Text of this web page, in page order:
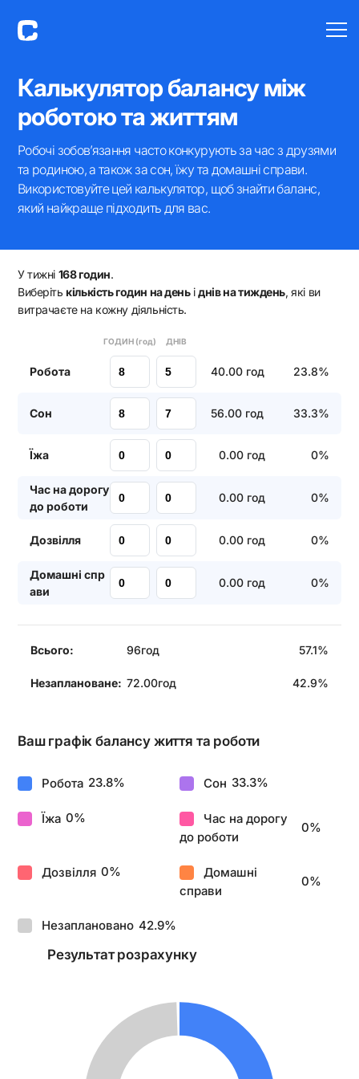
Калькулятор балансу між
роботою та життям
Робочі зобов’язання часто конкурують за час з друзями
та родиною, а також за сон, їжу та домашні справи.
Використовуйте цей калькулятор, щоб знайти баланс,
який найкраще підходить для вас.
У тижні 168 годин.
Виберітькількість годин на деньіднів на тиждень, які ви
витрачаєте на кожну діяльність.
Робота
ГОДИН (год) ДНІВ
40.00 год 23.8%
Сон 56.00 год 33.3%
Їжа 0.00 год 0%
Час на дорогу
до роботи
0.00 год 0%
Дозвілля 0.00 год 0%
Домашні спр
ави
0.00 год 0%
Всього: 96год 57.1%
Незаплановане: 72.00год 42.9%
Ваш графік балансу життя та роботи
Результат розрахунку
Робота 23.8% Сон 33.3%
Їжа 0%
Час на дорогу
до роботи
0%
Дозвілля 0%
Домашні
справи
0%
Незаплановано 42.9%